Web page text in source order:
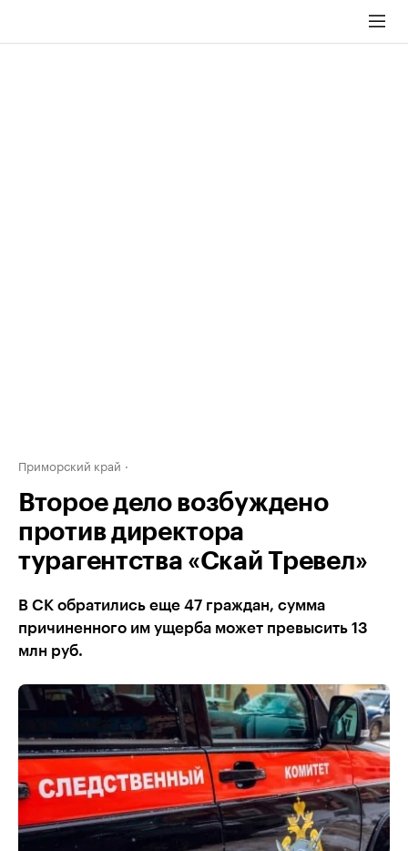
Приморский край
Второе дело возбуждено
против директора
турагентства «Скай Тревел»
В СК обратились еще 47 граждан, сумма
причиненного им ущерба может превысить 13
млн руб.